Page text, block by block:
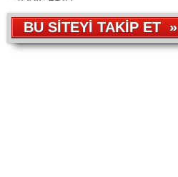
BU SİTEYİ TAKİP ET »